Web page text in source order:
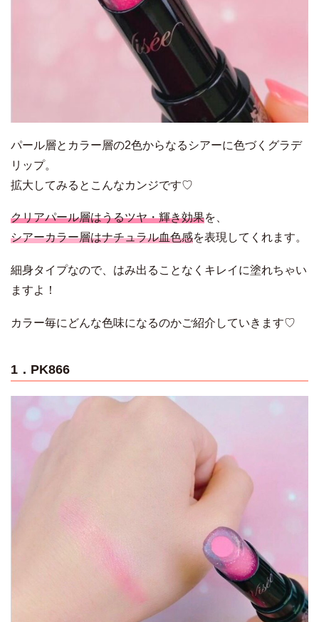
パール層とカラー層の2色からなるシアーに色づくグラデ
リップ。
拡大してみるとこんなカンジです♡
クリアパール層はうるツヤ・輝き効果を、
シアーカラー層はナチュラル血色感を表現してくれます。
細身タイプなので、はみ出ることなくキレイに塗れちゃい
ますよ！
カラー毎にどんな色味になるのかご紹介していきます♡
1．PK866